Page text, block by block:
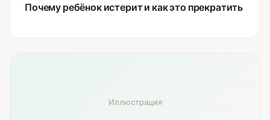
Почему ребёнок истерит и как это прекратить
Иллюстрация